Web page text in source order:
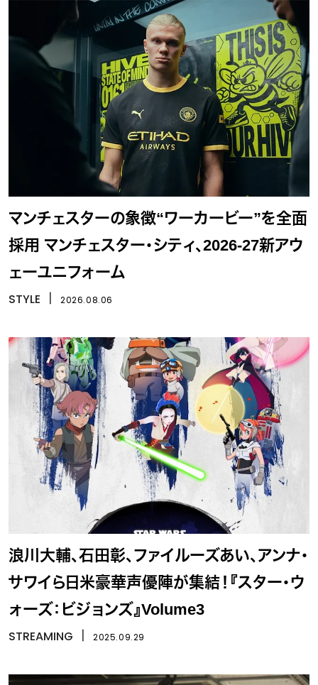
マンチェスターの象徴“ワーカービー”を全面
採用 マンチェスター・シティ、2026-27新アウ
ェーユニフォーム
STYLE 2026.08.06
浪川大輔、石田彰、ファイルーズあい、アンナ・
サワイら日米豪華声優陣が集結！『スター・ウ
ォーズ：ビジョンズ』Volume3
STREAMING 2025.09.29